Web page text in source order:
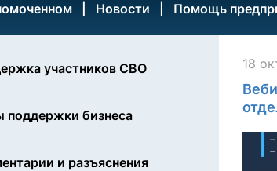
Новости Помощь
участников СВО
поддержки бизнеса
и разъяснения
18